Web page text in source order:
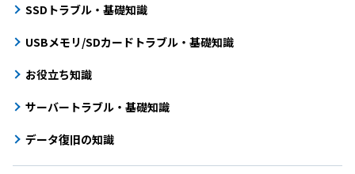
SSDトラブル・基礎知識
USBメモリ/SDカードトラブル・基礎知識
お役立ち知識
サーバートラブル・基礎知識
データ復旧の知識